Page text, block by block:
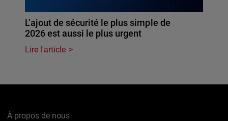
L’ajout de sécurité le plus simple de
2026 est aussi le plus urgent
Lire l'article
À propos de nous